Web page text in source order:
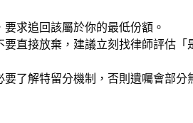
求追回該屬於你的最低份額。
直接放棄，建議立刻找律師評估「
了解特留分機制，否則遺囑會部分